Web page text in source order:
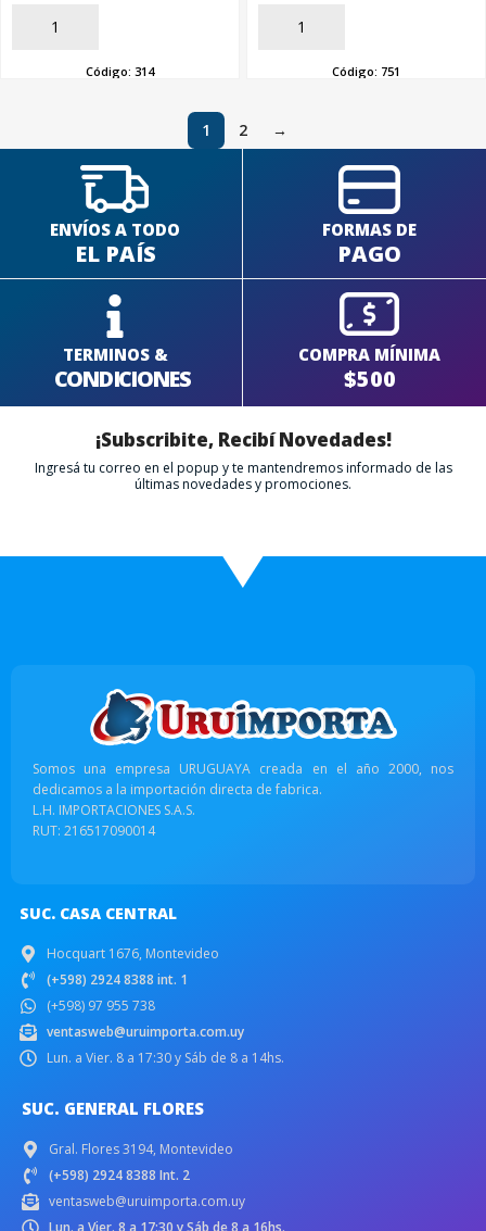
AÑADIR
Código: 314
AÑADIR
Código: 751
1 2 →
ENVÍOS A TODO
EL PAÍS
FORMAS DE
PAGO
TERMINOS &
CONDICIONES
COMPRA MÍNIMA
$500
¡Subscribite, Recibí Novedades!
Ingresá tu correo en el popup y te mantendremos informado de las
últimas novedades y promociones.
Somos una empresa URUGUAYA creada en el año 2000, nos
dedicamos a la importación directa de fabrica.
L.H. IMPORTACIONES S.A.S.
RUT: 216517090014
SUC. CASA CENTRAL
Hocquart 1676, Montevideo
(+598) 2924 8388 int. 1
(+598) 97 955 738
ventasweb@uruimporta.com.uy
Lun. a Vier. 8 a 17:30 y Sáb de 8 a 14hs.
SUC. GENERAL FLORES
Gral. Flores 3194, Montevideo
(+598) 2924 8388 Int. 2
ventasweb@uruimporta.com.uy